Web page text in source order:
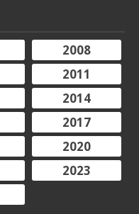
2008
2011
2014
2017
2020
2023